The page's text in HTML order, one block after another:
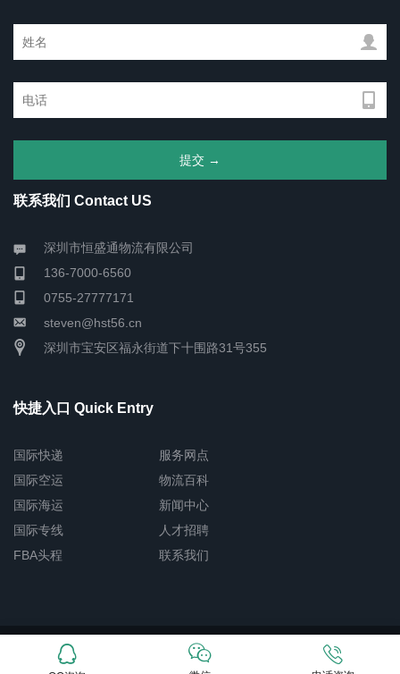
联系我们 Contact US
深圳市恒盛通物流有限公司
136-7000-6560
0755-27777171
steven@hst56.cn
深圳市宝安区福永街道下十围路31号355
快捷入口 Quick Entry
国际快递
国际空运
国际海运
国际专线
FBA头程
服务网点
物流百科
新闻中心
人才招聘
联系我们
Copyright © 2026 深圳市恒盛通物流有限公司 网站地图 粤ICP备
15003520号-3